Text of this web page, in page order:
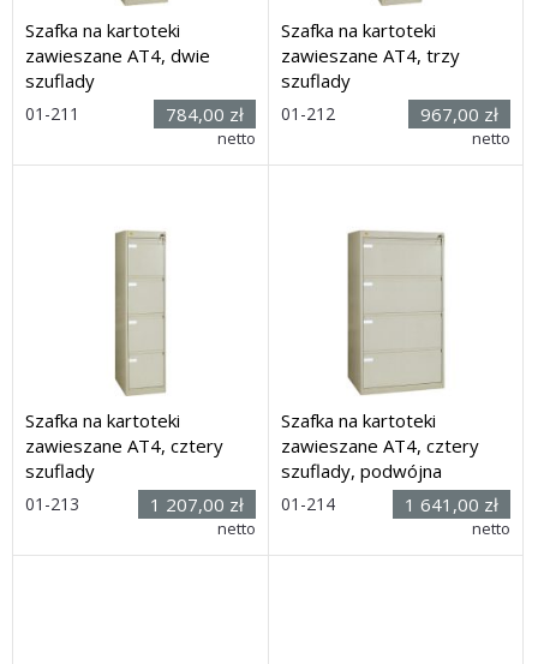
Szafka na kartoteki
zawieszane AT4, dwie
szuflady
01-211 784,00 zł
netto
580mm
Szafka na kartoteki
zawieszane AT4, trzy
szuflady
01-212 967,00 zł
netto
580mm
Szafka na kartoteki
zawieszane AT4, cztery
szuflady
01-213 1 207,00 zł
netto
Szafka na kartoteki
zawieszane AT4, cztery
szuflady, podwójna
01-214 1 641,00 zł
netto